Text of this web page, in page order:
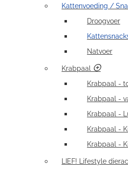
Kattenvoeding /
Droogvoer
Natvoer
Krabpaal
Krabpaal -
Krabpaal -
Krabpaal -
Krabpaal -
Krabpaal -
LIEF! Lifestyle